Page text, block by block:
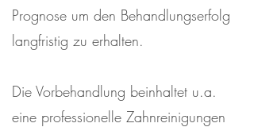
Prognose um den Behandlungserfolg
langfristig zu erhalten.
Die Vorbehandlung beinhaltet u.a.
eine professionelle Zahnreinigungen